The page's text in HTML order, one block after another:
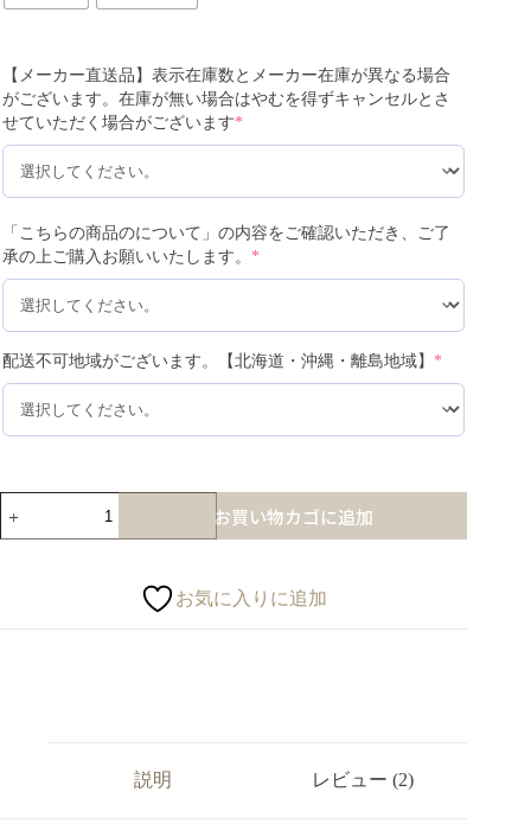
【メーカー直送品】表示在庫数とメーカー在庫が異なる場合
がございます。在庫が無い場合はやむを得ずキャンセルとさ
せていただく場合がございます*
「こちらの商品のについて」の内容をご確認いただき、ご了
承の上ご購入お願いいたします。 *
配送不可地域がございます。【北海道・沖縄・離島地域】 *
お買い物カゴに追加
お気に入りに追加
説明 レビュー (2)